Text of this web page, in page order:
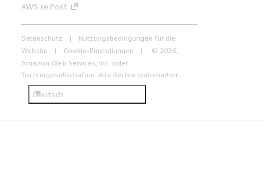
AWS re:Post
Datenschutz
Nutzungsbedingungen für die
Website
Cookie-Einstellungen
© 2026,
Amazon Web Services, Inc. oder
Tochtergesellschaften. Alle Rechte vorbehalten.
Deutsch